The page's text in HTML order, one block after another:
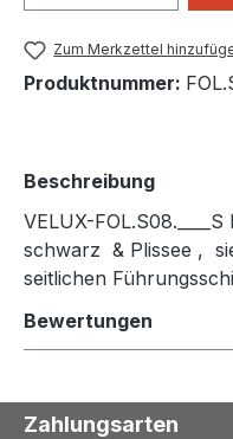
Zum Merkzettel
Produktnummer:
Beschreibung
VELUX-
schwarz & Plissee ,
seitlichen
Bewertungen
Zahlungsarten